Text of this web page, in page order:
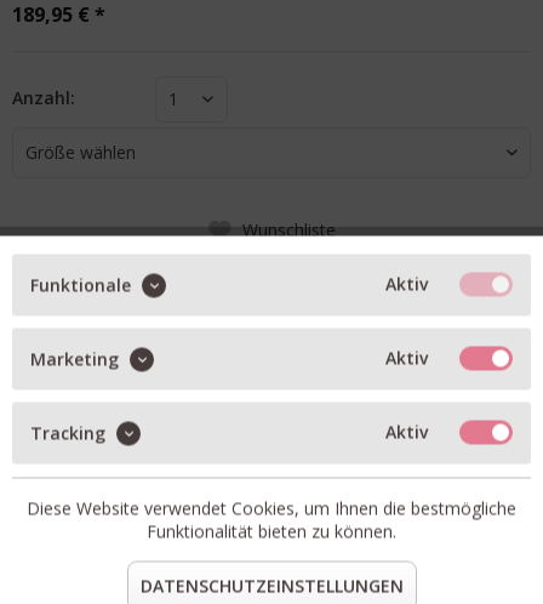
189,95 € *
Anzahl: 1
Größe wählen
Wunschliste
IN DEN WARENKORB
BESCHREIBUNG
pin it mail
Funktionale Aktiv
Marketing Aktiv
Tracking Aktiv
Diese Website verwendet Cookies, um Ihnen die bestmögliche
Funktionalität bieten zu können.
DATENSCHUTZEINSTELLUNGEN